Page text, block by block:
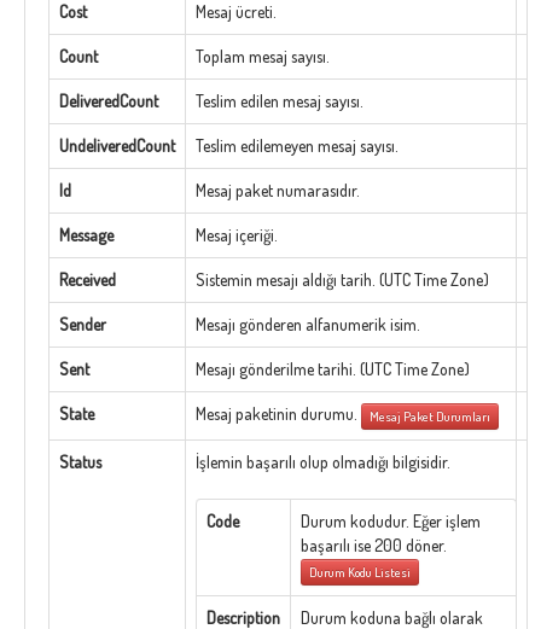
Cost Mesaj ücreti.
Count Toplam mesaj sayısı.
DeliveredCount Teslim edilen mesaj sayısı.
UndeliveredCount Teslim edilemeyen mesaj sayısı.
Id Mesaj paket numarasıdır.
Message Mesaj içeriği.
Received Sistemin mesajı aldığı tarih. (UTC Time Zone)
Sender Mesajı gönderen alfanumerik isim.
Sent Mesajı gönderilme tarihi. (UTC Time Zone)
State Mesaj paketinin durumu. Mesaj Paket Durumları
Status İşlemin başarılı olup olmadığı bilgisidir.
Code
Durum kodudur. Eğer işlem
başarılı ise 200 döner.
Durum Kodu Listesi
Description
Durum koduna bağlı olarak